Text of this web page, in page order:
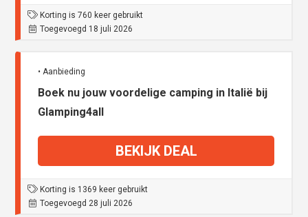
Korting is 760 keer gebruikt
Toegevoegd 18 juli 2026
• Aanbieding
Boek nu jouw voordelige camping in Italië bij
Glamping4all
BEKIJK DEAL
Korting is 1369 keer gebruikt
Toegevoegd 28 juli 2026